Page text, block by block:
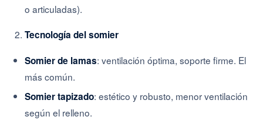
o articuladas).
Tecnología del somier
Somier de lamas: ventilación óptima, soporte firme. El
más común.
Somier tapizado: estético y robusto, menor ventilación
según el relleno.